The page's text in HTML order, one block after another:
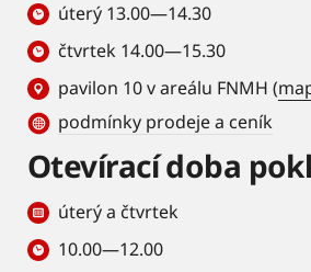
úterý 13.00—14.30
čtvrtek 14.00—15.30
pavilon 10 v areálu FNMH (
podmínky prodeje a ceník
Otevírací doba
úterý a čtvrtek
10.00—12.00